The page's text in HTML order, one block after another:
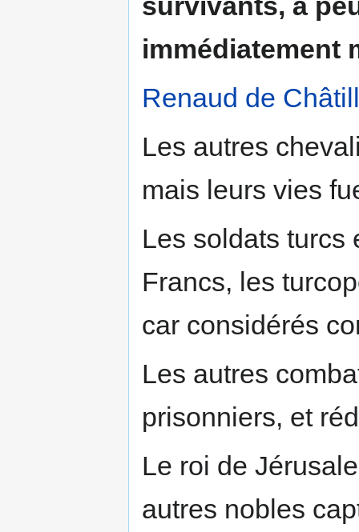
immédiatement
Renaud de
Les autres
mais leurs vies
Les soldats turcs
Francs, les
car considérés
Les autres
prisonniers, et
Le roi de
autres nobles